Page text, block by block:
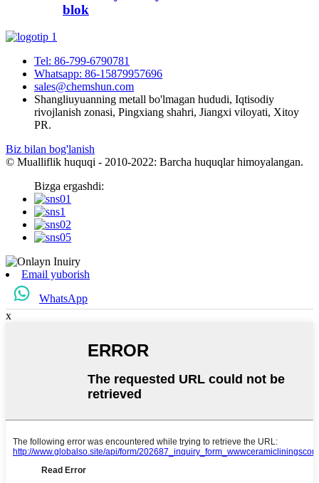
blok
Tel: 86-799-6790781
Whatsapp: 86-15879957696
sales@chemshun.com
Shangliuyuanning metall bo'lmagan hududi, Iqtisodiy
rivojlanish zonasi, Pingxiang shahri, Jiangxi viloyati, Xitoy
PR.
Biz bilan bog'lanish
© Mualliflik huquqi - 2010-2022: Barcha huquqlar himoyalangan.
Bizga ergashdi:
Email yuborish
WhatsApp
x